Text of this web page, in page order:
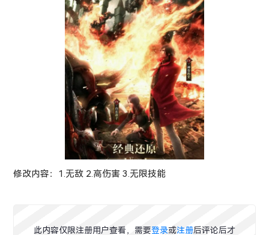
修改内容：1.无敌 2.高伤害 3.无限技能
此内容仅限注册用户查看，需要登录或注册后评论后才